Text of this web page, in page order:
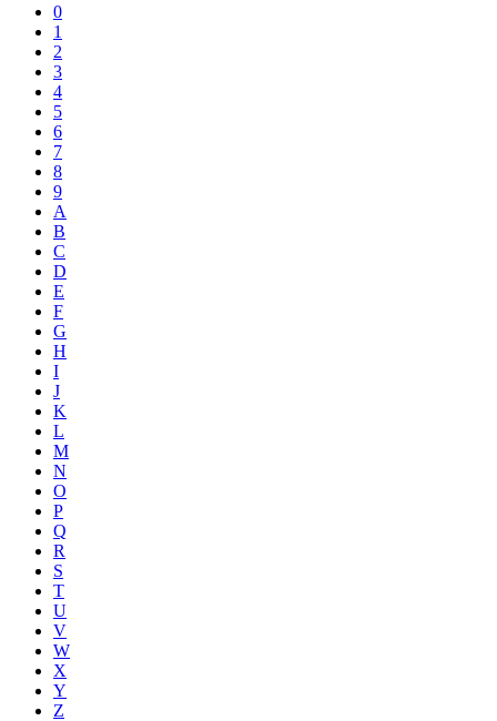
0
1
2
3
4
5
6
7
8
9
A
B
C
D
E
F
G
H
I
J
K
L
M
N
O
P
Q
R
S
T
U
V
W
X
Y
Z